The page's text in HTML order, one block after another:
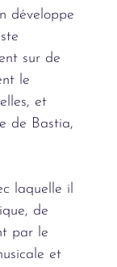
développe
sur de
le
et
de Bastia,
laquelle il
de
par le
et